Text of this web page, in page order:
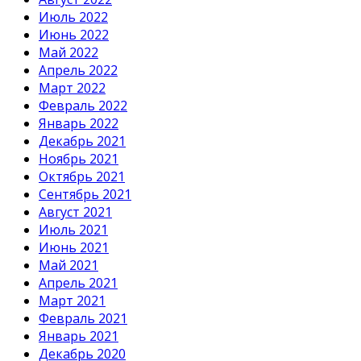
Июль 2022
Июнь 2022
Май 2022
Апрель 2022
Март 2022
Февраль 2022
Январь 2022
Декабрь 2021
Ноябрь 2021
Октябрь 2021
Сентябрь 2021
Август 2021
Июль 2021
Июнь 2021
Май 2021
Апрель 2021
Март 2021
Февраль 2021
Январь 2021
Декабрь 2020